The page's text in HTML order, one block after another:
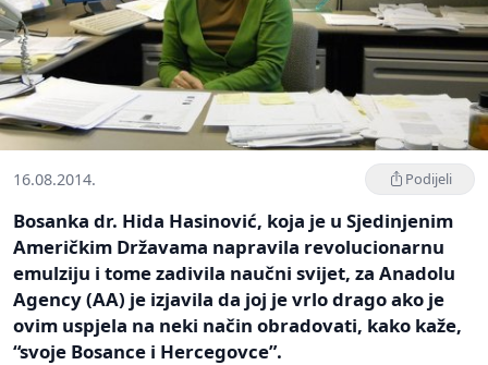
16.08.2014. Podijeli
Bosanka dr. Hida Hasinović, koja je u Sjedinjenim
Američkim Državama napravila revolucionarnu
emulziju i tome zadivila naučni svijet, za Anadolu
Agency (AA) je izjavila da joj je vrlo drago ako je
ovim uspjela na neki način obradovati, kako kaže,
“svoje Bosance i Hercegovce”.